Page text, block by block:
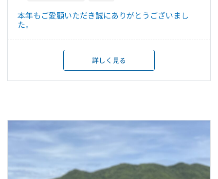
本年もご愛顧いただき誠にありがとうございまし
た。
詳しく見る